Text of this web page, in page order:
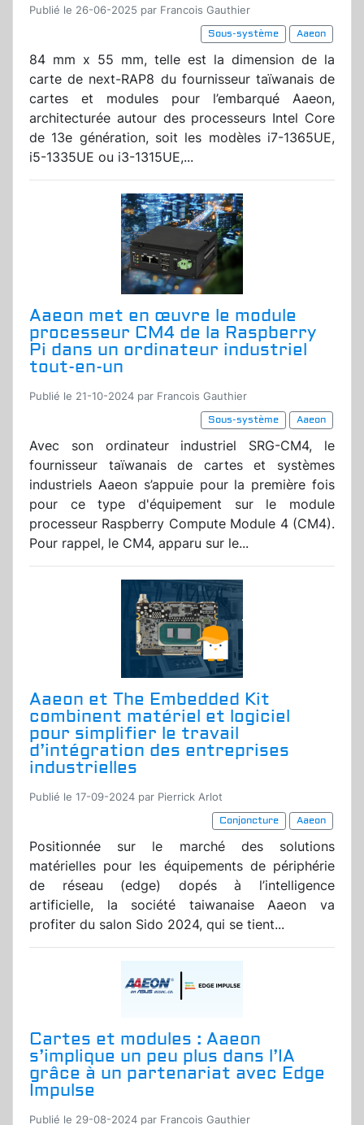
Publié le 26-06-2025 par Francois Gauthier
Sous-système
Aaeon
84 mm x 55 mm, telle est la dimension de la
carte de next-RAP8 du fournisseur taïwanais de
cartes et modules pour l’embarqué Aaeon,
architecturée autour des processeurs Intel Core
de 13e génération, soit les modèles i7-1365UE,
i5-1335UE ou i3-1315UE,...
Aaeon met en œuvre le module
processeur CM4 de la Raspberry
Pi dans un ordinateur industriel
tout-en-un
Publié le 21-10-2024 par Francois Gauthier
Sous-système
Aaeon
Avec son ordinateur industriel SRG-CM4, le
fournisseur taïwanais de cartes et systèmes
industriels Aaeon s’appuie pour la première fois
pour ce type d'équipement sur le module
processeur Raspberry Compute Module 4 (CM4).
Pour rappel, le CM4, apparu sur le...
Aaeon et The Embedded Kit
combinent matériel et logiciel
pour simplifier le travail
d’intégration des entreprises
industrielles
Publié le 17-09-2024 par Pierrick Arlot
Conjoncture
Aaeon
Positionnée sur le marché des solutions
matérielles pour les équipements de périphérie
de réseau (edge) dopés à l’intelligence
artificielle, la société taiwanaise Aaeon va
profiter du salon Sido 2024, qui se tient...
Cartes et modules : Aaeon
s’implique un peu plus dans l’IA
grâce à un partenariat avec Edge
Impulse
Publié le 29-08-2024 par Francois Gauthier